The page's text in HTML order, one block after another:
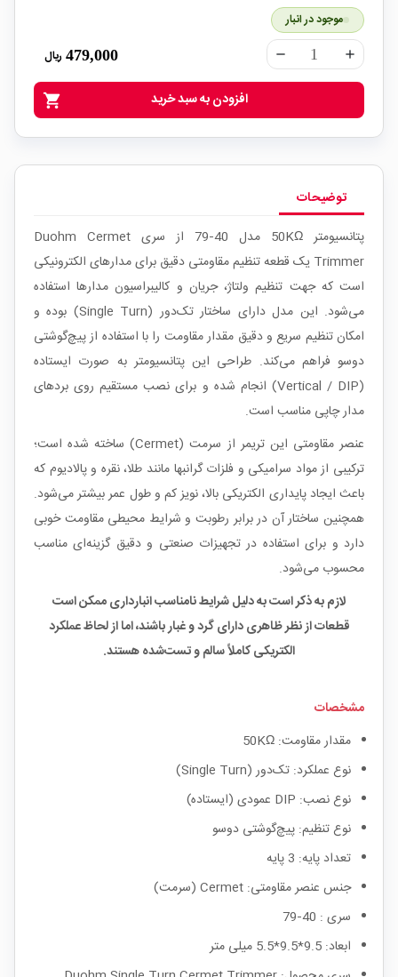
موجود در انبار
remove add
479,000 ریال
shopping_cart افزودن به سبد خرید
توضیحات
پتانسیومتر 50KΩ مدل 40‑79 از سری Duohm Cermet
Trimmer یک قطعه تنظیم مقاومتی دقیق برای مدارهای الکترونیکی
است که جهت تنظیم ولتاژ، جریان و کالیبراسیون مدارها استفاده
می‌شود. این مدل دارای ساختار تک‌دور (Single Turn) بوده و
امکان تنظیم سریع و دقیق مقدار مقاومت را با استفاده از پیچ‌گوشتی
دوسو فراهم می‌کند. طراحی این پتانسیومتر به صورت ایستاده
(Vertical / DIP) انجام شده و برای نصب مستقیم روی بردهای
مدار چاپی مناسب است.
عنصر مقاومتی این تریمر از سرمت (Cermet) ساخته شده است؛
ترکیبی از مواد سرامیکی و فلزات گرانبها مانند طلا، نقره و پالادیوم که
باعث ایجاد پایداری الکتریکی بالا، نویز کم و طول عمر بیشتر می‌شود.
همچنین ساختار آن در برابر رطوبت و شرایط محیطی مقاومت خوبی
دارد و برای استفاده در تجهیزات صنعتی و دقیق گزینه‌ای مناسب
محسوب می‌شود.
لازم به ذکر است به دلیل شرایط نامناسب انبارداری ممکن است
قطعات از نظر ظاهری دارای گرد و غبار باشند، اما از لحاظ عملکرد
الکتریکی کاملاً سالم و تست‌شده هستند.
مشخصات
مقدار مقاومت: 50KΩ
نوع عملکرد: تک‌دور (Single Turn)
نوع نصب: DIP عمودی (ایستاده)
نوع تنظیم: پیچ‌گوشتی دوسو
تعداد پایه: 3 پایه
جنس عنصر مقاومتی: Cermet (سرمت)
سری : 40‑79
ابعاد: 9.5*9.5*5.5 میلی متر